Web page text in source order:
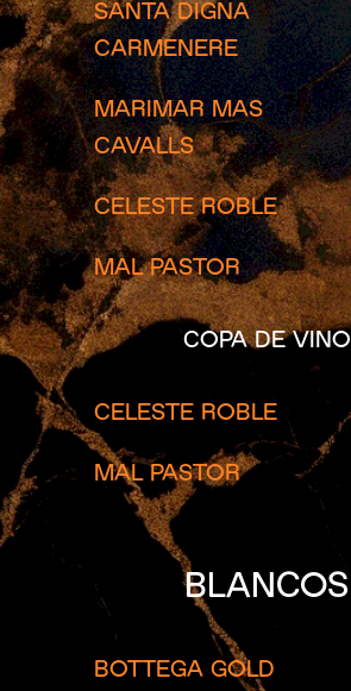
COPA DE VINO
CELESTE ROBLE
MAL PASTOR
MAL PASTOR
CELESTE ROBLE
MARIMAR MAS
CAVALLS
SANTA DIGNA
CARMENERE
BLANCOS
BOTTEGA GOLD